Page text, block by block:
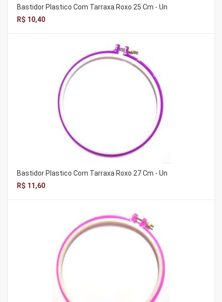
Bastidor Plastico Com Tarraxa Roxo 25 Cm - Un
R$ 10,40
Bastidor Plastico Com Tarraxa Roxo 27 Cm - Un
R$ 11,60